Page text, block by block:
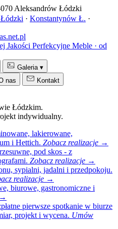
Aleksandrów Łódzki
· Konstantynów Ł. ·
Perfekcyjne Meble · od
Galeria ▾
nas Kontakt
Łódzkim.
indywidualny.
lakierowane,
i Hettich. Zobacz realizacje →
pod skos - z
Zobacz realizacje →
sypialni, jadalni i przedpokoju.
realizacje →
biurowe, gastronomiczne i
pierwsze spotkanie w biurze
projekt i wycena. Umów